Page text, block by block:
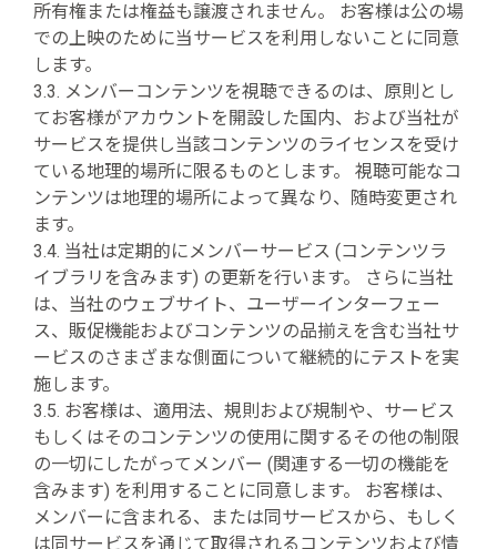
所有権または権益も譲渡されません。 お客様は公の場
での上映のために当サービスを利用しないことに同意
します。
3.3. メンバーコンテンツを視聴できるのは、原則とし
てお客様がアカウントを開設した国内、および当社が
サービスを提供し当該コンテンツのライセンスを受け
ている地理的場所に限るものとします。 視聴可能なコ
ンテンツは地理的場所によって異なり、随時変更され
ます。
3.4. 当社は定期的にメンバーサービス (コンテンツラ
イブラリを含みます) の更新を行います。 さらに当社
は、当社のウェブサイト、ユーザーインターフェー
ス、販促機能およびコンテンツの品揃えを含む当社サ
ービスのさまざまな側面について継続的にテストを実
施します。
3.5. お客様は、適用法、規則および規制や、サービス
もしくはそのコンテンツの使用に関するその他の制限
の一切にしたがってメンバー (関連する一切の機能を
含みます) を利用することに同意します。 お客様は、
メンバーに含まれる、または同サービスから、もしく
は同サービスを通じて取得されるコンテンツおよび情